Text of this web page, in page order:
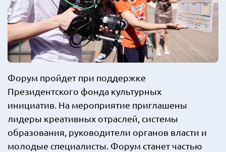
Форум пройдет при поддержке
Президентского фонда культурных
инициатив. На мероприятие приглашены
лидеры креативных отраслей, системы
образования, руководители органов власти и
молодые специалисты. Форум станет частью